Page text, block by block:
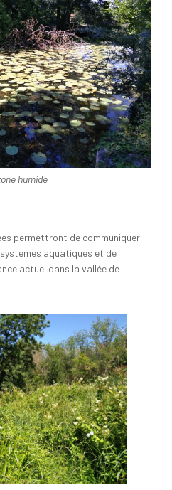
humide
permettront de communiquer
aquatiques et de
actuel dans la vallée de